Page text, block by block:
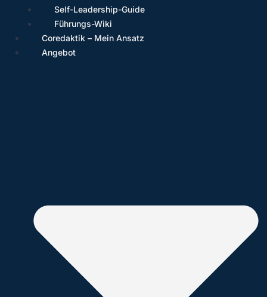
Self-Leadership-Guide
Führungs-Wiki
Coredaktik – Mein Ansatz
Angebot